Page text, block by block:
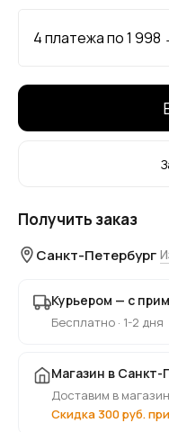
4 платежа по1 998
Получить заказ
Санкт-Петербург
Курьером — с
Бесплатно · 1-2 дня
Магазин в Санкт-
Доставим в
Скидка 300 руб.